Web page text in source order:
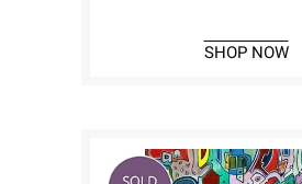
SHOP NOW